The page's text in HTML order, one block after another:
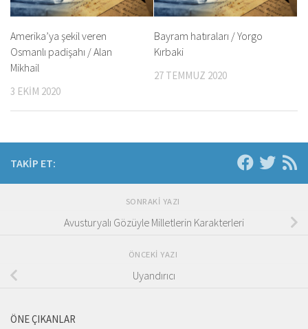
Amerika’ya şekil veren
Osmanlı padişahı / Alan
Mikhail
3 EKIM 2020
Bayram hatıraları / Yorgo
Kırbaki
27 TEMMUZ 2020
TAKIP ET:
SONRAKI YAZI
Avusturyalı Gözüyle Milletlerin Karakterleri
ÖNCEKI YAZI
Uyandırıcı
ÖNE ÇIKANLAR